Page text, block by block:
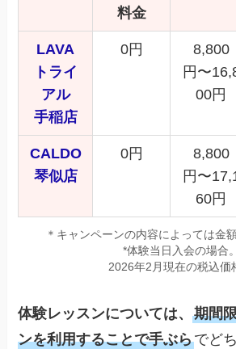
料金
LAVA
トライ
アル
手稲店
0円
8,800
円〜
00円
CALDO
琴似店
0円
8,800
円〜
60円
＊キャンペーンの内容によっては金
*体験当日入会の場合。
2026年2月現在の税込価
体験レッスンについては、期間
ンを利用することで手ぶらでど